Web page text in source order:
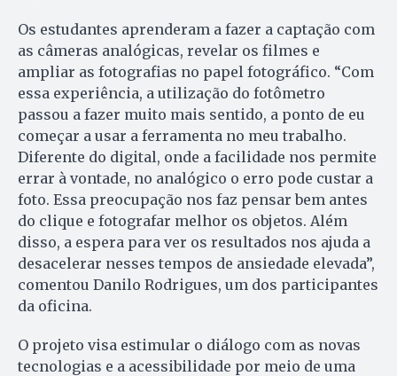
Os estudantes aprenderam a fazer a captação com
as câmeras analógicas, revelar os filmes e
ampliar as fotografias no papel fotográfico. “Com
essa experiência, a utilização do fotômetro
passou a fazer muito mais sentido, a ponto de eu
começar a usar a ferramenta no meu trabalho.
Diferente do digital, onde a facilidade nos permite
errar à vontade, no analógico o erro pode custar a
foto. Essa preocupação nos faz pensar bem antes
do clique e fotografar melhor os objetos. Além
disso, a espera para ver os resultados nos ajuda a
desacelerar nesses tempos de ansiedade elevada”,
comentou Danilo Rodrigues, um dos participantes
da oficina.
O projeto visa estimular o diálogo com as novas
tecnologias e a acessibilidade por meio de uma